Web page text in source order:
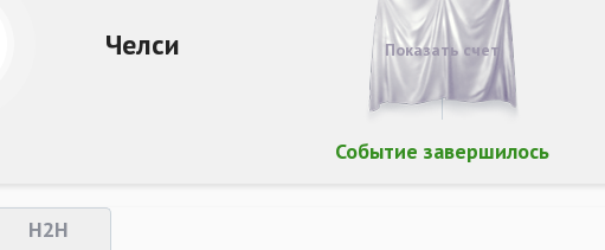
Челси
Событие завершилось
Показать счет
H2H